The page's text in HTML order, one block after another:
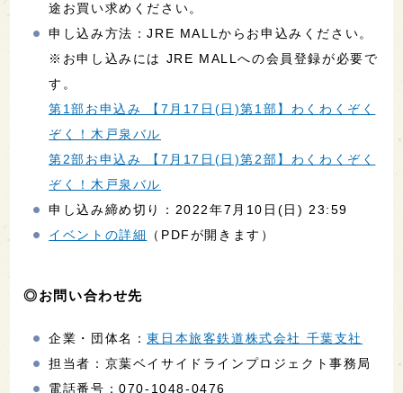
途お買い求めください。
申し込み方法：JRE MALLからお申込みください。
※お申し込みには JRE MALLへの会員登録が必要で
す。
第1部お申込み 【7月17日(日)第1部】わくわくぞく
ぞく！木戸泉バル
第2部お申込み 【7月17日(日)第2部】わくわくぞく
ぞく！木戸泉バル
申し込み締め切り：2022年7月10日(日) 23:59
イベントの詳細
（PDFが開きます）
◎お問い合わせ先
企業・団体名：東日本旅客鉄道株式会社 千葉支社
担当者：京葉ベイサイドラインプロジェクト事務局
電話番号：070-1048-0476